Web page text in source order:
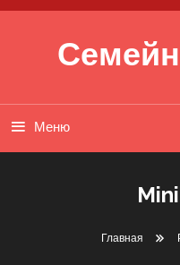
Перейти к содержимому
Меню
Главная